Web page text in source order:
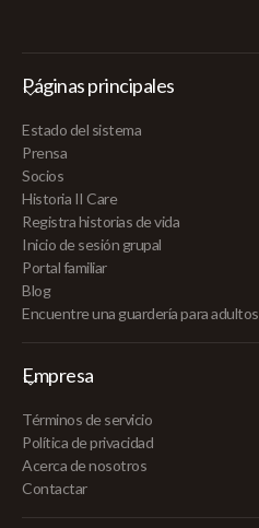
Páginas principales
Estado del sistema
Prensa
Socios
Historia II Care
Registra historias de vida
Inicio de sesión grupal
Portal familiar
Blog
Encuentre una guardería para adultos
Empresa
Términos de servicio
Política de privacidad
Acerca de nosotros
Contactar